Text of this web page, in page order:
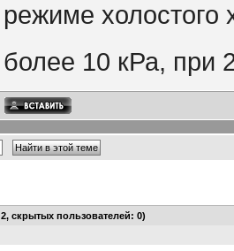
режиме
более 10 кРа, при
скрытых пользователей: 0)